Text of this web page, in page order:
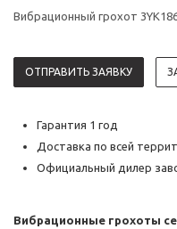
Вибрационный грохот
ОТПРАВИТЬ ЗАЯВКУ
Гарантия 1 год
Доставка по всей
Официальный дилер
Вибрационные грохоты